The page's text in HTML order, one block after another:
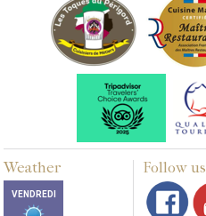
Weather Follow us